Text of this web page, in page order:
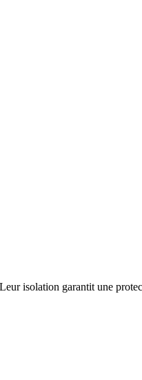
isolation garantit une